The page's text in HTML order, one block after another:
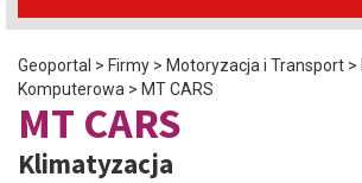
Geoportal > Firmy > Motoryzacja i Transport >
Komputerowa > MT CARS
MT CARS
Klimatyzacja